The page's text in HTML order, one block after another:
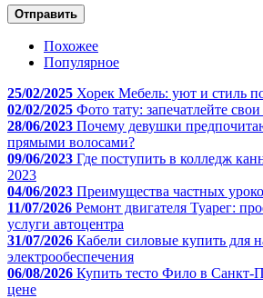
Отправить
Похожее
Популярное
25/02/2025 Хорек Мебель: уют и стиль
02/02/2025 Фото тату: запечатлейте
28/06/2023 Почему девушки
прямыми волосами?
09/06/2023 Где поступить в колледж
2023
04/06/2023 Преимущества частных
11/07/2026 Ремонт двигателя Туарег:
услуги автоцентра
31/07/2026 Кабели силовые купить для
электрообеспечения
06/08/2026 Купить тесто Фило в Санкт-
цене